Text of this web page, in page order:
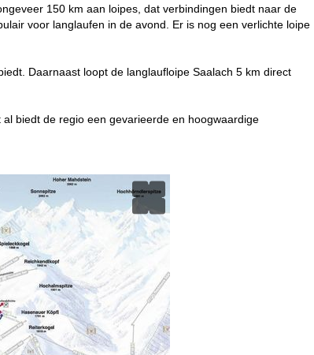
150 km aan loipes, dat verbindingen biedt naar de
voor langlaufen in de avond. Er is nog een verlichte loipe
Daarnaast loopt de langlaufloipe Saalach 5 km direct
biedt de regio een gevarieerde en hoogwaardige